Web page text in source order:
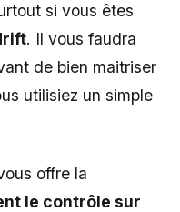
si vous êtes
. Il vous faudra
de bien maitriser
utilisiez un simple
offre la
le contrôle sur